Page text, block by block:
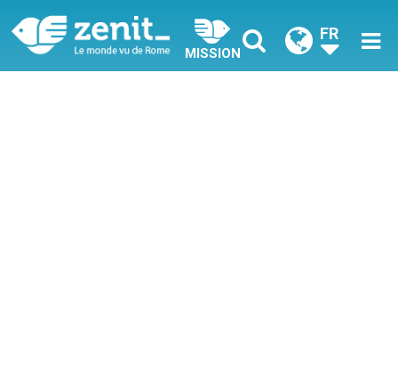
MISSION
FR